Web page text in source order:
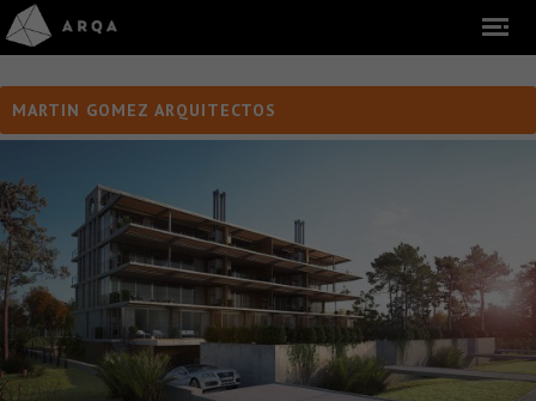
MARTIN GOMEZ ARQUITECTOS